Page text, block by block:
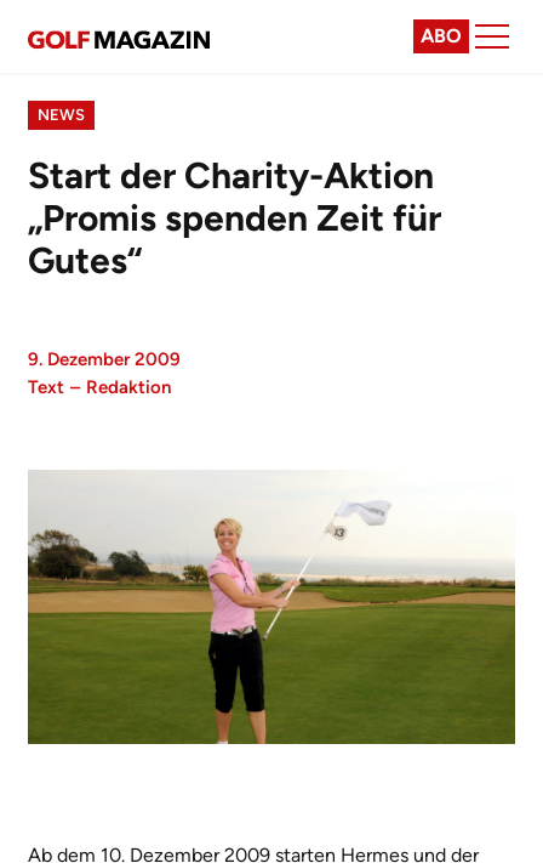
ABO
NEWS
Start der Charity-Aktion
„Promis spenden Zeit für
Gutes“
9. Dezember 2009
Text – Redaktion
Ab dem 10. Dezember 2009 starten Hermes und der